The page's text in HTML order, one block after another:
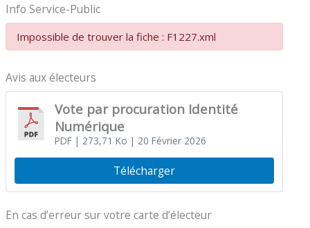
Info Service-Public
Impossible de trouver la fiche : F1227.xml
Avis aux électeurs
Vote par procuration Identité
Numérique
PDF| 273,71 Ko | 20 Février 2026
Télécharger
En cas d’erreur sur votre carte d’électeur